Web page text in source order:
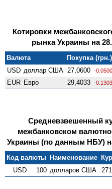
Котировки
рынка Украины на
Валюта Покупка (грн.)
USD доллар США 27,0600 -0.0500
EUR Евро 29,4033 -0.1303
Средневзвешенный
межбанковском
Украины (по данным НБУ)
Код валюты Наименование
USD
100 долларов США